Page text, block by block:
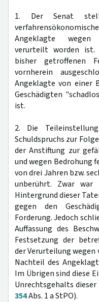
1. Der Senat
Angeklagte wegen
verurteilt worden ist.
bisher getroffenen
vornherein
Angeklagte von einer
Geschädigten
ist.
2. Die
Schuldspruchs zur
der Anstiftung zur
und wegen Bedrohung
von drei Jahren bzw.
unberührt. Zwar war
Hintergrund dieser
gegen den
Forderung. Jedoch
Auffassung des
Festsetzung der
der Verurteilung wegen
Nachteil des
Im Übrigen sind diese
Unrechtsgehalts dieser
354Abs. 1 a StPO).